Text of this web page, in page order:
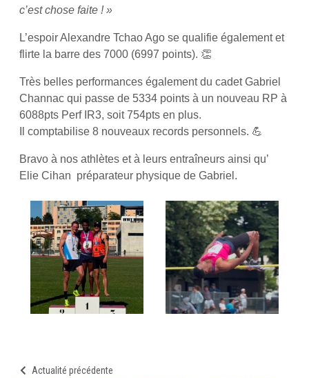
c’est chose faite ! »
L’espoir Alexandre Tchao Ago se qualifie également et
flirte la barre des 7000 (6997 points). 👏
Très belles performances également du cadet Gabriel
Channac qui passe de 5334 points à un nouveau RP à
6088pts Perf IR3, soit 754pts en plus.
Il comptabilise 8 nouveaux records personnels. 💪
Bravo à nos athlètes et à leurs entraîneurs ainsi qu’
Elie Cihan préparateur physique de Gabriel.
Actualité précédente